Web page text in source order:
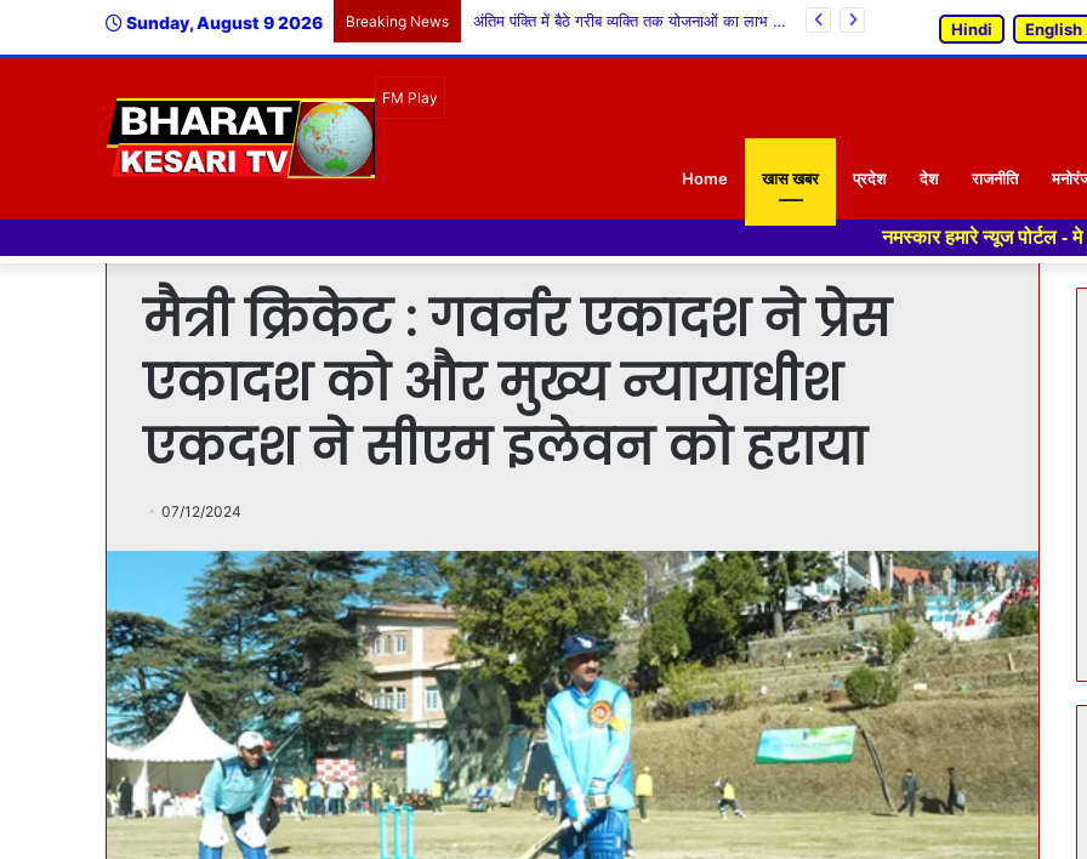
Sunday, August 9 2026 Breaking News शिमला में संयोजक स्तरीय महिला समागम का भव्य आयोजन Hindi English
Home खास खबर प्रदेश देश राजनीति
नमस्कार हमारे न्यूज पोर्टल - मे आपका स्वागत हैं ,यहाँ
मैत्री क्रिकेट : गवर्नर एकादश ने प्रेस
एकादश को और मुख्य न्यायाधीश
एकदश ने सीएम इलेवन को हराया
07/12/2024